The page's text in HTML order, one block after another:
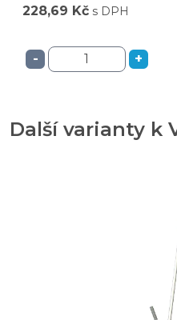
228,69 Kč s DPH
- +
Další varianty k